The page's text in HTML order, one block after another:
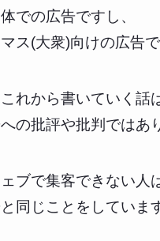
での広告ですし、
ス(大衆)向けの広告で
れから書いていく話
の批評や批判ではあ
ブで集客できない人
同じことをしていま